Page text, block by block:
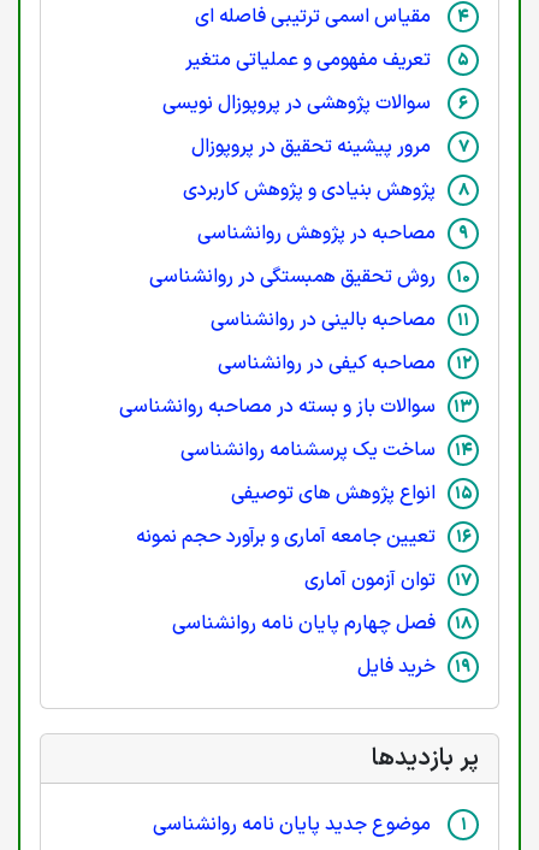
مقیاس اسمی ترتیبی فاصله ای
تعریف مفهومی و عملیاتی متغیر
سوالات پژوهشی در پروپوزال نویسی
مرور پیشینه تحقیق در پروپوزال
پژوهش بنیادی و پژوهش کاربردی
مصاحبه در پژوهش روانشناسی
روش تحقیق همبستگی در روانشناسی
مصاحبه بالینی در روانشناسی
مصاحبه کیفی در روانشناسی
سوالات باز و بسته در مصاحبه روانشناسی
ساخت یک پرسشنامه روانشناسی
انواع پژوهش های توصیفی
تعیین جامعه آماری و برآورد حجم نمونه
توان آزمون آماری
فصل چهارم پایان نامه روانشناسی
خرید فایل
پر بازدیدها
موضوع جدید پایان نامه روانشناسی